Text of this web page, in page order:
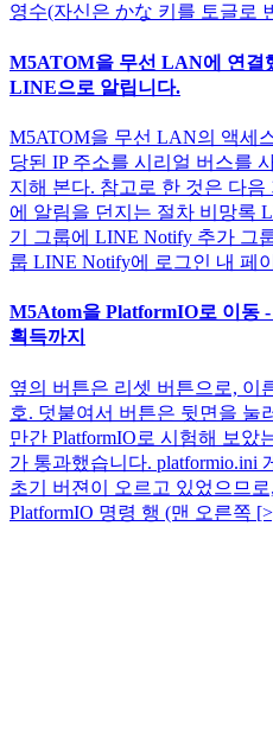
영수(자신은 かな 키를 토글로
M5ATOM을 무선 LAN에 연결
LINE으로 알립니다.
M5ATOM을 무선 LAN의 액세
당된 IP 주소를 시리얼 버스를
지해 본다. 참고로 한 것은 다
에 알림을 던지는 절차 비망록
기 그룹에 LINE Notify 추가 그
룹 LINE Notify에 로그인 내 페
M5Atom을 PlatformIO로 이동
획득까지
옆의 버튼은 리셋 버튼으로, 이
호. 덧붙여서 버튼은 뒷면을 눌
만간 PlatformIO로 시험해 보았
가 통과했습니다. platformio.ini
초기 버젼이 오르고 있었으므
PlatformIO 명령 행 (맨 오른쪽